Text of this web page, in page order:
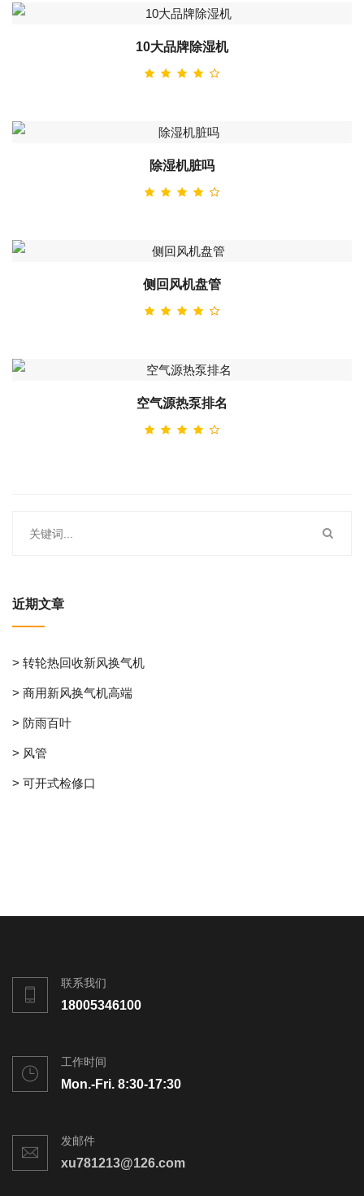
10大品牌除湿机
除湿机脏吗
侧回风机盘管
空气源热泵排名
近期文章
> 转轮热回收新风换气机
> 商用新风换气机高端
> 防雨百叶
> 风管
> 可开式检修口
联系我们
18005346100
工作时间
Mon.-Fri. 8:30-17:30
发邮件
xu781213@126.com